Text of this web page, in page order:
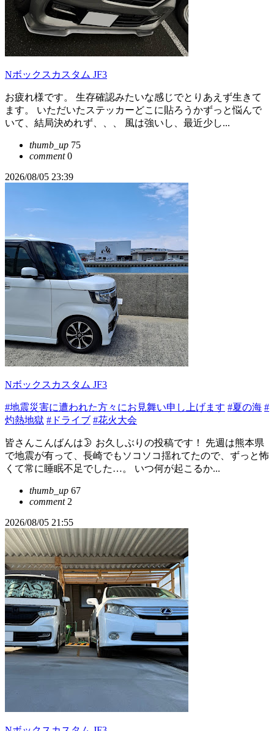
Nボックスカスタム JF3
お疲れ様です。 生存確認みたいな感じでとりあえず生きて
ます。 いただいたステッカーどこに貼ろうかずっと悩んで
いて、結局決めれず、、、 風は強いし、最近少し...
thumb_up 75
comment0
2026/08/05 23:39
Nボックスカスタム JF3
#地震災害に遭われた方々にお見舞い申し上げます #夏の海 #
灼熱地獄 #ドライブ #花火大会
皆さんこんばんは🌛 お久しぶりの投稿です！ 先週は熊本県
で地震が有って、長崎でもソコソコ揺れてたので、ずっと怖
くて常に睡眠不足でした…。 いつ何が起こるか...
thumb_up 67
comment2
2026/08/05 21:55